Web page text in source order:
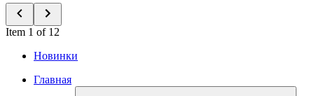
Item 1 of 12
Новинки
Главная